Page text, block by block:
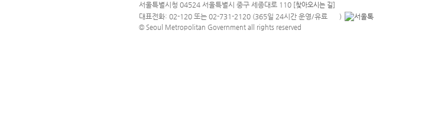
문의 전화번호 120, 120 다산콜재단
서울특별시청 04524 서울특별시 중구 세종대로 110 [찾아오시는 길]
대표전화: 02-120 또는 02-731-2120 (365일 24시간 운영/유료 안내팝업 열기
)
© Seoul Metropolitan Government all rights reserved